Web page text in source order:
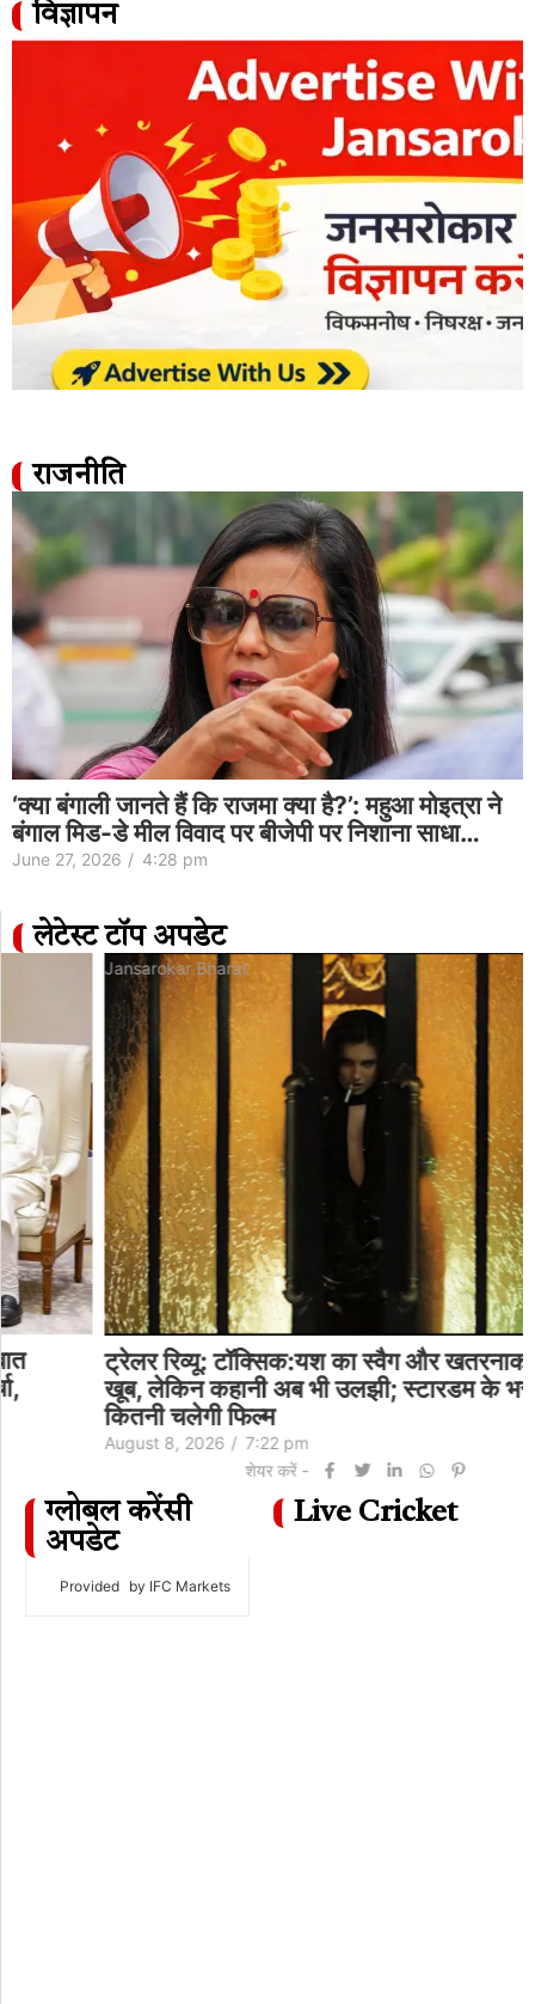
विज्ञापन
राजनीति
‘क्या बंगाली जानते हैं कि राजमा क्या है?’: महुआ मोइत्रा ने
बंगाल मिड-डे मील विवाद पर बीजेपी पर निशाना साधा…
June 27, 2026 / 4:28 pm
लेटेस्ट टॉप अपडेट
Jansarokar Bharat
ट्रेलर रिव्यू: टॉक्सिक:यश का स्वैग और खतरनाक एक्शन
खूब, लेकिन कहानी अब भी उलझी; स्टारडम के भरोसे
कितनी चलेगी फिल्म
August 8, 2026 / 7:22 pm
ग्लोबल करेंसी
अपडेट
Provided by IFC Markets
Live Cricket